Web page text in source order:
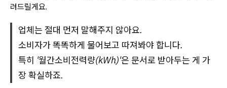
려드릴게요.
업체는 절대 먼저 말해주지 않아요.
소비자가 똑똑하게 물어보고 따져봐야 합니다.
특히 '월간소비전력량(kWh)'은 문서로 받아두는 게 가
장 확실하죠.